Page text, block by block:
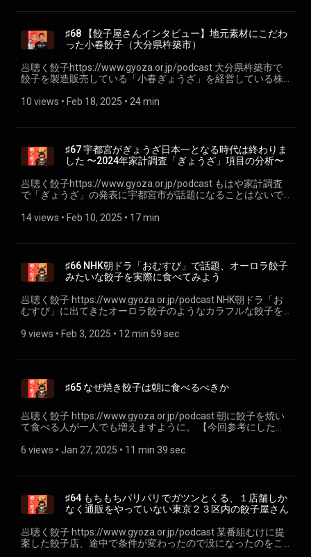
上げにパセリや粉チーズをかけても良い。 ポイント パイナッ
プルは水分が多いので、水気をしっかり切っておくと生地が
べたつかず包みやすいです。甘酸っぱさがクセになる味わ
い。 7 南国スイーツ：マンゴー×ココナッツミルク×タピオカ
餃子 コンセプト 東南アジアのデザート風味を餃子に詰め込
む。もちもち感や甘みを活かして、冷やしても美味しいスイ
コナッツミルク（練乳や砂糖を少量混ぜて甘味を調整） • タ
• マンゴーとココナッツミルク、タピオカを混ぜ合わせる。 •
す場合は冷やしてスイーツ感を楽しむのもアリ。 • 仕上げに
ココナッツフレークを振ると香ばしさがプラス。 ポイント 温
リ感が際立つ不思議なデザート餃子。好みでハチミツや黒蜜
をかけても美味。 AIに関するポッドキャスト番組 AI未来話
https://x.com/robothink_jp ポッドキャストスターアワード 盛
si=eB_3ira-QYSzp5u2ZnWK6g) Xハッシュタグ
https://x.com/hashtag/ポッドキャストスターアワード
(https://x.com/hashtag/
餃子に関するお悩みごと、なんでもお送りください！ あと、
各プラットフォームでのフォロー＆高評価をいただけると嬉
しいです！ 聴く餃子⁠https://www.gyoza.or.jp/podcast⁠ ---- 小
野寺力 SNS各種https://lit.link/chikara 一般社団法人焼き餃子
協会https://www.gyoza.or.jp/
介するだけ #20 オススメしたい！今熱いPodcast達はこ
れ！（2025年2月版） ～聴く餃子はテストステロンさ
ん？〜（カツミとそうまとダイチ）
https://open.spotify.com/episode/1568d0F0NJGmnPbzSQdin2?
si=5kPnGPSvQSC4AD7X4ndYjQ ---- 🥟 小野寺力 SNS各種
https://lit.link/chikara 🥟 一般社団法人焼き餃子協会
https://www.gyoza.or.jp/
♯68 【餃子屋さんインタビュー】地元素材にこだわ
った小春餃子（大分県杵築市）
🥟聴く餃子https://www.gyoza.or.jp/podcast 大分県杵築市で
餃子を製造販売している「小春ぎょうざ」を経営している株
に、餃子屋さんを始めたきっかけや苦労しているところを伺
ざＢＯＸ https://www.daimaru-matsuzakaya.jp/Item?
prod=24A030797 湖月
https://tabelog.com/oita/A4402/A440202/44000056/ 大野食
品 https://tabelog.com/oita/A4401/A440101/44009769/
日々ぎょうざ https://gyozadays.com/ 限界突破 （webサイ
ト、SNSありませんでした） ---- 🥟 小野寺力 SNS各種
https://lit.link/chikara 🥟 一般社団法人焼き餃子協会
https://www.gyoza.or.jp/
10 views • Feb 18, 2025 • 24 min
♯67 宇都宮がぎょうざ日本一となる時代は終わりま
した 〜2024年家計調査「ぎょうざ」項目の分析〜
🥟聴く餃子https://www.gyoza.or.jp/podcast もはや家計調査
で「ぎょうざ」の発表に宇都宮市が話題になることはないで
す。 なお、宇都宮が「餃子産業で日本一」の街であることは
小野寺力 SNS各種https://lit.link/chikara 🥟 一般社団法人焼き
餃子協会https://www.gyoza.or.jp/
14 views • Feb 10, 2025 • 17 min
♯66 NHK朝ドラ「おむすび」で話題、オーロラ餃子
みたいな餃子を実際に食べてみよう
🥟聴く餃子 https://www.gyoza.or.jp/podcast NHK朝ドラ「お
むすび」に出てきたオーロラ餃子のようなカラフルな餃子を
大鳳餃子：マカロン餃子 https://taihogyoza.jp/products/マカ
https://831gyouza.com/product/com30/ 寿限無餃子：七福餃
子 https://jugemugyouza.com/product/七福餃子
(https://jugemugyouza.com/product/
VEGAN GYOZA https://www.instagram.com/vegan_gyoza/
下町の空 七色餃子 https://shitamachinoku.jp/ 線條手打餃子
専門店
https://tabelog.com/tokyo/A1305/A130501/13094638/ 山田
餃子店 https://yamada-gyoza.raku-uru.jp/item-
ぎょうざ https://www.koharu-gyoza.com/ 東京餃子通信さん
併せてご覧ください。
https://www.tokyogyoza.net/archives/2025/02/01/013551 --
焼き餃子協会 https://www.gyoza.or.jp/
9 views • Feb 3, 2025 • 12 min 59 sec
♯65 なぜ焼き餃子は朝に食べるべきか
🥟聴く餃子 https://www.gyoza.or.jp/podcast 朝に餃子を焼い
て食べる人が一人でも増えますように。 【今回参考にした情
https://www.meiji.co.jp/meiji-
https://fooddb.mext.go.jp/details/details.pl?
ITEM_NO=01_01083_6 毎日同じ服を着ると生産性が上が
る？…ジョブズの戦略を試してみた
https://www.businessinsider.jp/article/246865/ 小野寺力式餃
子の焼き方 https://gyoza.or.jp/how 酢の力/mizkan
https://www.mizkan.co.jp/health/sunochikara/ 知ってる!?創
6 views • Jan 27, 2025 • 11 min 39 sec
♯64 もちもちパリパリでガツンとくる、１店舗しか
なく通販をやっていない東京２３区内の餃子屋さん
🥟聴く餃子 https://www.gyoza.or.jp/podcast 某番組むけに提
案した餃子店、途中で条件が変わったので没になったのをこ